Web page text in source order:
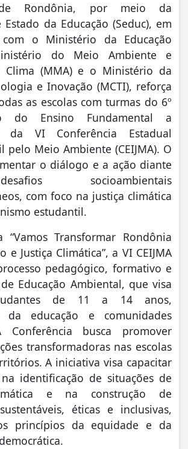
Rondônia, por meio da
da Educação (Seduc), em
com o Ministério da Educação
do Meio Ambiente e
Clima (MMA) e o Ministério da
e Inovação (MCTI), reforça
as escolas com turmas do 6º
Ensino Fundamental a
da VI Conferência Estadual
pelo Meio Ambiente (CEIJMA). O
o diálogo e a ação diante
socioambientais
com foco na justiça climática
estudantil.
Transformar Rondônia
e Justiça Climática”, a VI CEIJMA
pedagógico, formativo e
Educação Ambiental, que visa
de 11 a 14 anos,
da educação e comunidades
Conferência busca promover
transformadoras nas escolas
A iniciativa visa capacitar
identificação de situações de
e na construção de
éticas e inclusivas,
princípios da equidade e da